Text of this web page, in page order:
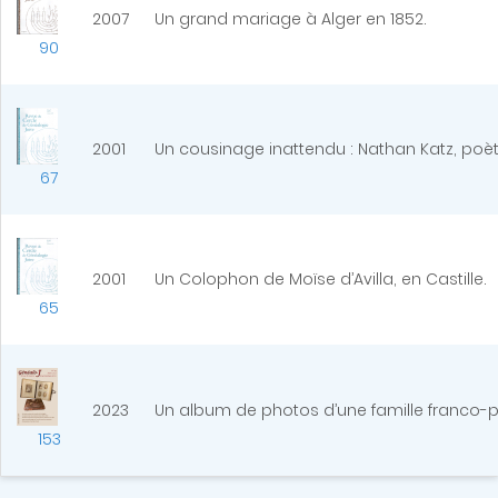
90
2007 Un grand mariage à Alger en 1852.
67
2001 Un cousinage inattendu : Nathan Katz,
65
2001 Un Colophon de Moïse d’Avilla, en Castille.
153
2023 Un album de photos d’une famille franco-